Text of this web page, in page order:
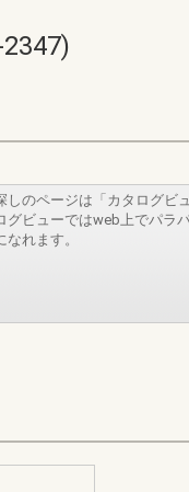
しのページは「カタログビ
グビューではweb上でパラ
なれます。